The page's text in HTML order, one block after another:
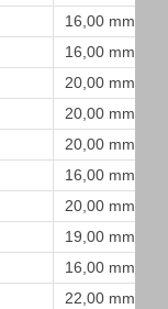
16,00 mm
16,00 mm
20,00 mm
20,00 mm
20,00 mm
16,00 mm
20,00 mm
19,00 mm
16,00 mm
22,00 mm